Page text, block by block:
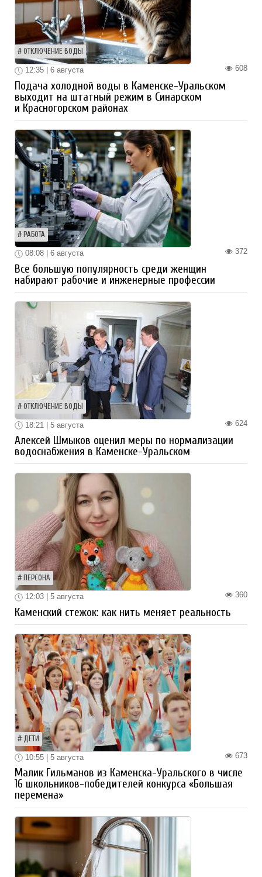
ОТКЛЮЧЕНИЕ ВОДЫ
608
12:35 | 6 августа
Подача холодной воды в Каменске-Уральском
выходит на штатный режим в Синарском
и Красногорском районах
РАБОТА
372
08:08 | 6 августа
Все большую популярность среди женщин
набирают рабочие и инженерные профессии
ОТКЛЮЧЕНИЕ ВОДЫ
624
18:21 | 5 августа
Алексей Шмыков оценил меры по нормализации
водоснабжения в Каменске-Уральском
ПЕРСОНА
360
12:03 | 5 августа
Каменский стежок: как нить меняет реальность
ДЕТИ
673
10:55 | 5 августа
Малик Гильманов из Каменска-Уральского в числе
16 школьников-победителей конкурса «Большая
перемена»